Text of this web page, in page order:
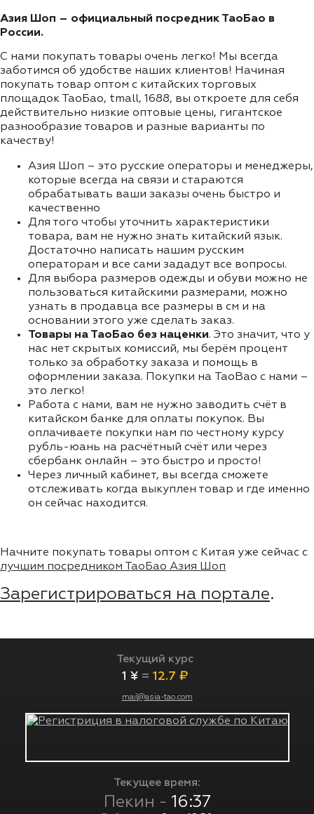
Азия Шоп – официальный посредник ТаоБао в
России.
С нами покупать товары очень легко! Мы всегда
заботимся об удобстве наших клиентов! Начиная
покупать товар оптом с китайских торговых
площадок ТаоБао, tmall, 1688, вы откроете для себя
действительно низкие оптовые цены, гигантское
разнообразие товаров и разные варианты по
качеству!
Азия Шоп – это русские операторы и менеджеры,
которые всегда на связи и стараются
обрабатывать ваши заказы очень быстро и
качественно
Для того чтобы уточнить характеристики
товара, вам не нужно знать китайский язык.
Достаточно написать нашим русским
операторам и все сами зададут все вопросы.
Для выбора размеров одежды и обуви можно не
пользоваться китайскими размерами, можно
узнать в продавца все размеры в см и на
основании этого уже сделать заказ.
Товары на ТаоБао без наценки. Это значит, что у
нас нет скрытых комиссий, мы берём процент
только за обработку заказа и помощь в
оформлении заказа. Покупки на TaoBao с нами –
это легко!
Работа с нами, вам не нужно заводить счёт в
китайском банке для оплаты покупок. Вы
оплачиваете покупки нам по честному курсу
рубль-юань на расчётный счёт или через
сбербанк онлайн – это быстро и просто!
Через личный кабинет, вы всегда сможете
отслеживать когда выкуплен товар и где именно
он сейчас находится.
Начните покупать товары оптом с Китая уже сейчас с
лучшим посредником ТаоБао Азия Шоп
Зарегистрироваться на портале.
Текущий курс
1 ¥ = 12.7 ₽
mail@asia-tao.com
Текущее время:
Пекин - 16:37